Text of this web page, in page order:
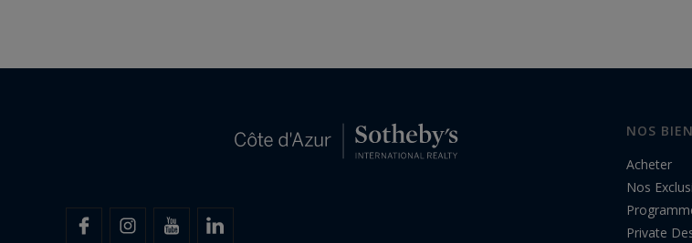
NOS
Acheter
Nos
Private